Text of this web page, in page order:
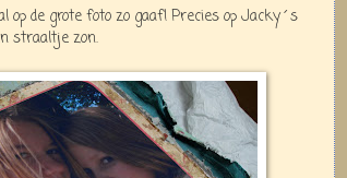
op de grote foto zo gaaf! Precies op Jacky´s
straaltje zon.